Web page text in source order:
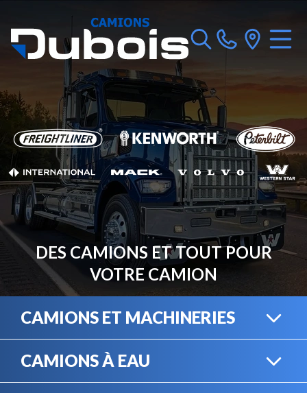
DES CAMIONS ET TOUT POUR
VOTRE CAMION
CAMIONS ET MACHINERIES
CAMIONS À EAU